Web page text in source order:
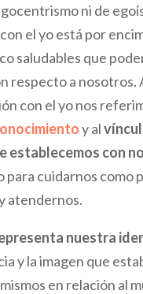
ni de
el yo está por
saludables que
respecto a nosotros.
con el yo nos
y al
establecemos con
para cuidarnos como
atendernos.
nuestra
y la imagen que
en relación al